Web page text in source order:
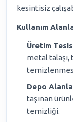
kesintisiz
Kullanım
Üretim
metal talaşı,
Depo
taşınan
temizliği.